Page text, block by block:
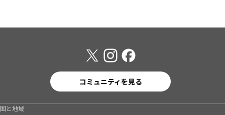
コミュニティを見る
国と地域